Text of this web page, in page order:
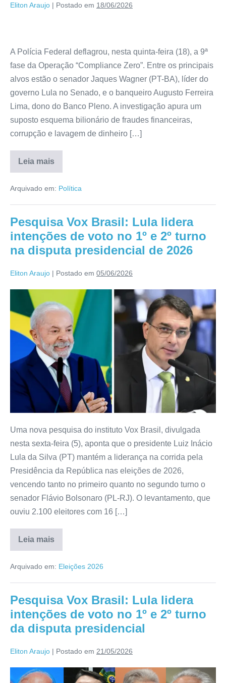
Eliton Araujo | Postado em 18/06/2026
A Polícia Federal deflagrou, nesta quinta-feira (18), a 9ª
fase da Operação “Compliance Zero”. Entre os principais
alvos estão o senador Jaques Wagner (PT-BA), líder do
governo Lula no Senado, e o banqueiro Augusto Ferreira
Lima, dono do Banco Pleno. A investigação apura um
suposto esquema bilionário de fraudes financeiras,
corrupção e lavagem de dinheiro […]
Leia mais
Arquivado em: Política
Pesquisa Vox Brasil: Lula lidera
intenções de voto no 1º e 2º turno
na disputa presidencial de 2026
Eliton Araujo | Postado em 05/06/2026
Uma nova pesquisa do instituto Vox Brasil, divulgada
nesta sexta-feira (5), aponta que o presidente Luiz Inácio
Lula da Silva (PT) mantém a liderança na corrida pela
Presidência da República nas eleições de 2026,
vencendo tanto no primeiro quanto no segundo turno o
senador Flávio Bolsonaro (PL-RJ). O levantamento, que
ouviu 2.100 eleitores com 16 […]
Leia mais
Arquivado em: Eleições 2026
Pesquisa Vox Brasil: Lula lidera
intenções de voto no 1º e 2º turno
da disputa presidencial
Eliton Araujo | Postado em 21/05/2026